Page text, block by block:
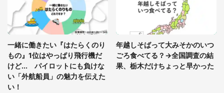
一緒に働きたい『はたらくのり
もの』1位はやっぱり飛行機だ
けど... パイロットにも負けな
い「外航船員」の魅力を伝えた
い！
年越しそばって大みそかのいつ
ごろ食べてる？→全国調査の結
果、栃木だけちょっと早かった